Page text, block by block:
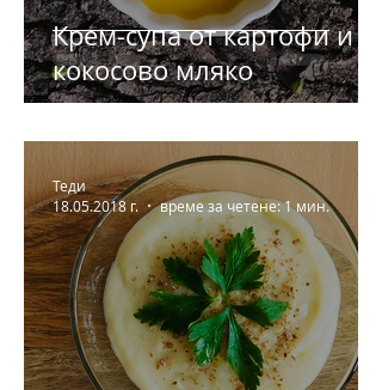
Крем-супа от картофи и
кокосово мляко
Теди
18.05.2018 г.
време за четене: 1 мин.